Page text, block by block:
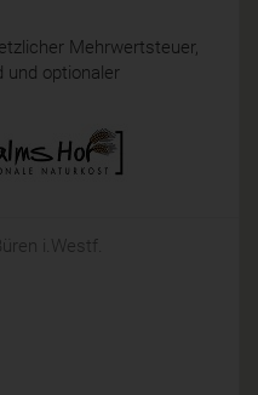
Mehrwertsteuer,
und optionaler
i.Westf.